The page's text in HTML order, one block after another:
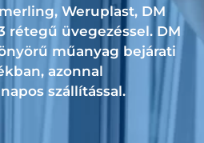
, Weruplast, DM
rétegű üvegezéssel. DM
műanyag bejárati
azonnal
napos szállítással.